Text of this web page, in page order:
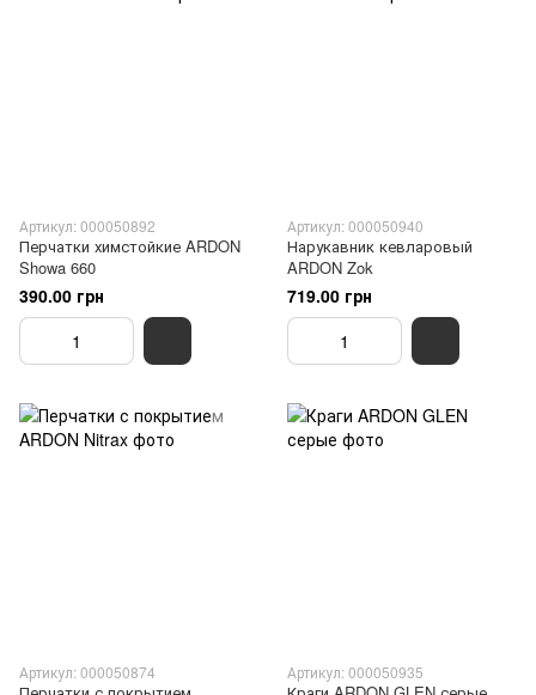
Артикул: 000050892
Перчатки химстойкие ARDON
Showa 660
390.00 грн
Артикул: 000050940
Нарукавник кевларовый
ARDON Zok
719.00 грн
Артикул: 000050874 Артикул: 000050935